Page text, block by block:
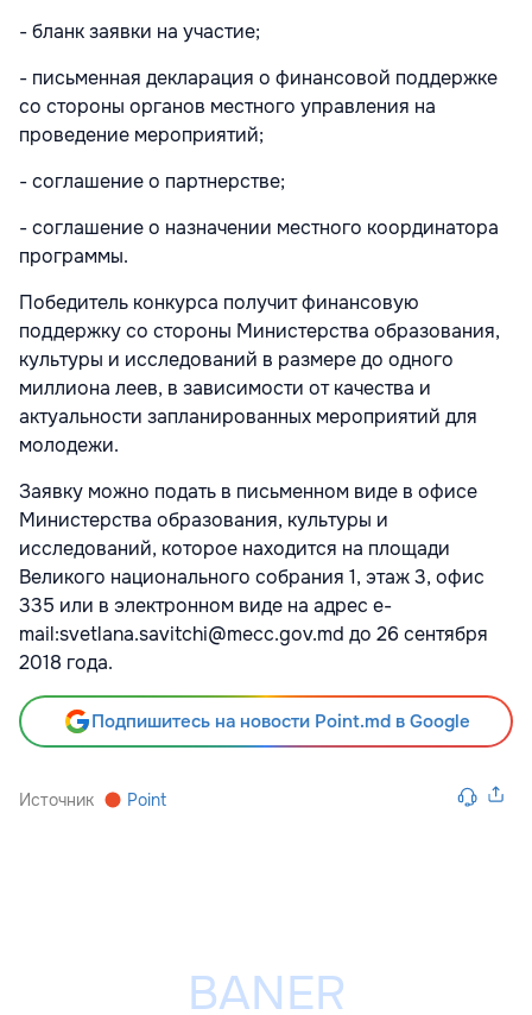
- бланк заявки на участие;
- письменная декларация о финансовой поддержке
со стороны органов местного управления на
проведение мероприятий;
- соглашение о партнерстве;
- соглашение о назначении местного координатора
программы.
Победитель конкурса получит финансовую
поддержку со стороны Министерства образования,
культуры и исследований в размере до одного
миллиона леев, в зависимости от качества и
актуальности запланированных мероприятий для
молодежи.
Заявку можно подать в письменном виде в офисе
Министерства образования, культуры и
исследований, которое находится на площади
Великого национального собрания 1, этаж 3, офис
335 или в электронном виде на адрес e-
mail:svetlana.savitchi@mecc.gov.md до 26 сентября
2018 года.
Подпишитесь на новости Point.md в Google
Источник Point